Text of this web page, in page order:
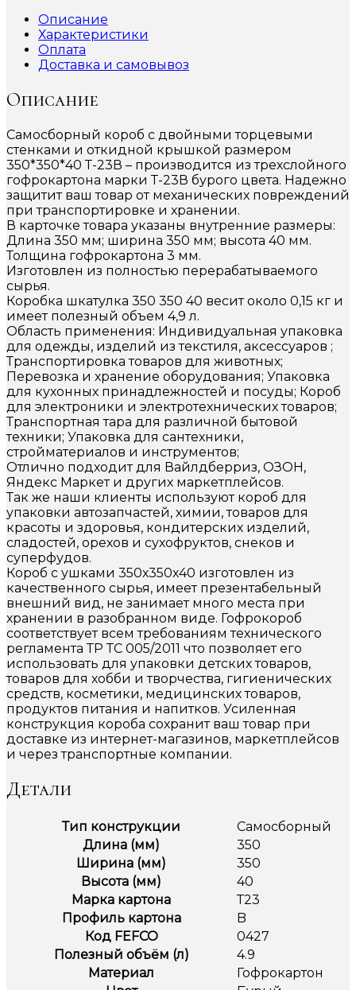
Описание
Характеристики
Оплата
Доставка и самовывоз
Описание
Самосборный короб с двойными торцевыми
стенками и откидной крышкой размером
350*350*40 Т-23В – производится из трехслойного
гофрокартона марки Т-23В бурого цвета. Надежно
защитит ваш товар от механических повреждений
при транспортировке и хранении.
В карточке товара указаны внутренние размеры:
Длина 350 мм; ширина 350 мм; высота 40 мм.
Толщина гофрокартона 3 мм.
Изготовлен из полностью перерабатываемого
сырья.
Коробка шкатулка 350 350 40 весит около 0,15 кг и
имеет полезный объем 4,9 л.
Область применения: Индивидуальная упаковка
для одежды, изделий из текстиля, аксессуаров ;
Транспортировка товаров для животных;
Перевозка и хранение оборудования; Упаковка
для кухонных принадлежностей и посуды; Короб
для электроники и электротехнических товаров;
Транспортная тара для различной бытовой
техники; Упаковка для сантехники,
стройматериалов и инструментов;
Отлично подходит для Вайлдберриз, ОЗОН,
Яндекс Маркет и других маркетплейсов.
Так же наши клиенты используют короб для
упаковки автозапчастей, химии, товаров для
красоты и здоровья, кондитерских изделий,
сладостей, орехов и сухофруктов, снеков и
суперфудов.
Короб с ушками 350х350х40 изготовлен из
качественного сырья, имеет презентабельный
внешний вид, не занимает много места при
хранении в разобранном виде. Гофрокороб
соответствует всем требованиям технического
регламента ТР ТС 005/2011 что позволяет его
использовать для упаковки детских товаров,
товаров для хобби и творчества, гигиенических
средств, косметики, медицинских товаров,
продуктов питания и напитков. Усиленная
конструкция короба сохранит ваш товар при
доставке из интернет-магазинов, маркетплейсов
и через транспортные компании.
Детали
Тип конструкции
Самосборный
Длина (мм)
350
Ширина (мм)
350
Высота (мм)
40
Марка картона
Т23
Профиль картона
B
Код FEFCO
0427
Полезный объём (л)
4.9
Материал
Гофрокартон